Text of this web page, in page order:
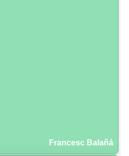
Francesc Balañá